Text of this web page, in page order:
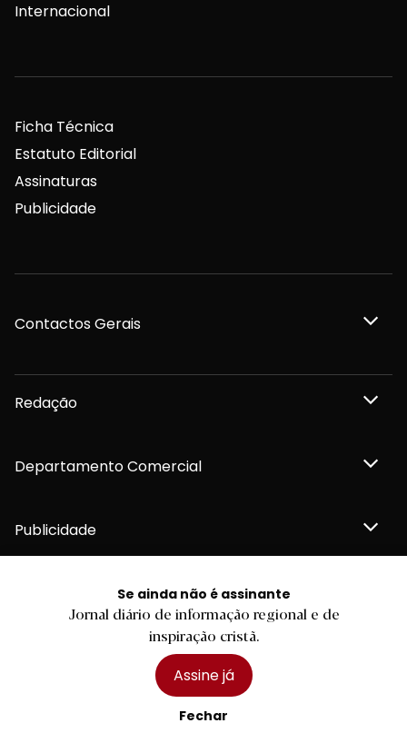
Se ainda não é assinante
Jornal diário de informação regional e de
inspiração cristã.
Assine já
Fechar
Internacional
Ficha Técnica
Estatuto Editorial
Assinaturas
Publicidade
Contactos Gerais
Redação
Departamento Comercial
Publicidade
Privacidade e Cookies
Declaração de compromisso FSC®
Política de Confidencialidade
2026 Diário do Minho, Lda. © Todos os direitos reservados